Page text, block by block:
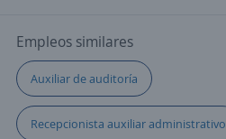
Empleos similares
Auxiliar de auditoría
Recepcionista auxiliar administrativo